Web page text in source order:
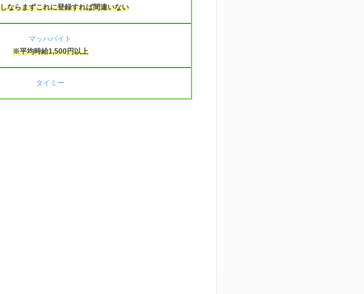
ならまずこれに登録すれば間違いない
マッハバイト
※平均時給1,500円以上
タイミー